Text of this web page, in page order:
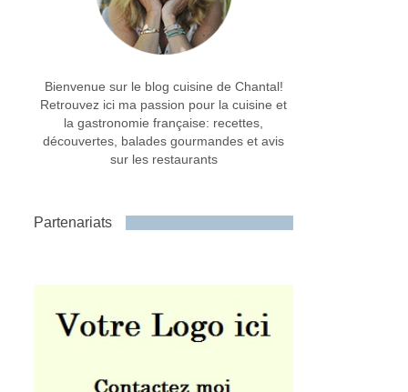
Bienvenue sur le blog cuisine de Chantal!
Retrouvez ici ma passion pour la cuisine et
la gastronomie française: recettes,
découvertes, balades gourmandes et avis
sur les restaurants
Partenariats